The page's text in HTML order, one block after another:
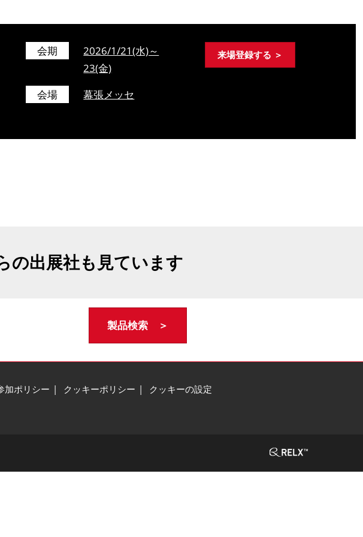
会期
2026/1/21(水)～
23(金)
会場
幕張メッセ
来場登録する ＞
の出展社も見ています
製品検索 ＞
加ポリシー クッキーポリシー クッキーの設定